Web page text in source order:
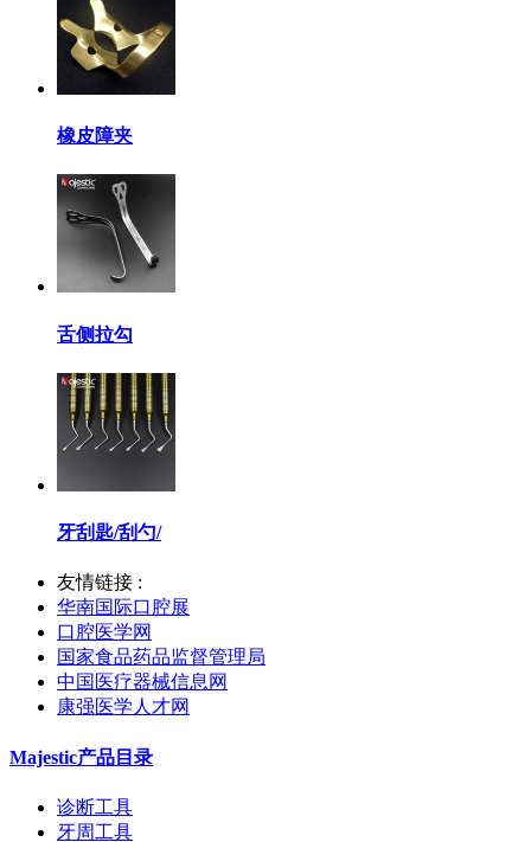
橡皮障夹
舌侧拉勾
牙刮匙/刮勺/
友情链接 :
华南国际口腔展
口腔医学网
国家食品药品监督管理局
中国医疗器械信息网
康强医学人才网
Majestic产品目录
诊断工具
牙周工具